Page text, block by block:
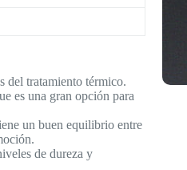
del tratamiento térmico.
es una gran opción para
un buen equilibrio entre
de dureza y